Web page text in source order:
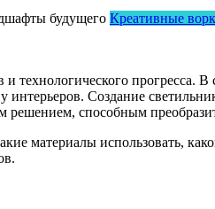
Креативные
прогресса.
интерьеров. Создание
способным
материалы использовать,